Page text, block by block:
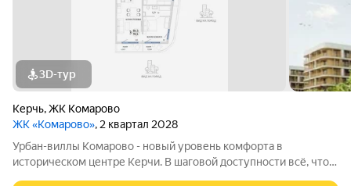
3D-тур
Керчь,ЖК Комарово
ЖК «Комарово», 2 квартал 2028
Урбан-виллы Комарово - новый уровень комфорта в
историческом центре Керчи. В шаговой доступности всё, что